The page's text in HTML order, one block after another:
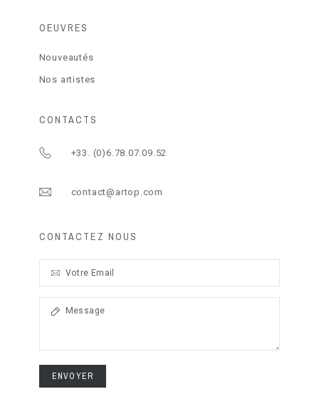
OEUVRES
Nouveautés
Nos artistes
CONTACTS
+33. (0)6.78.07.09.52
contact@artop.com
CONTACTEZ NOUS
ENVOYER